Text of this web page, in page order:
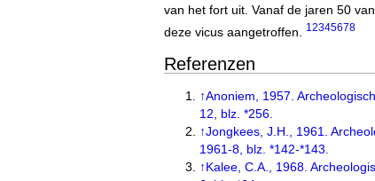
van het fort uit. Vanaf de jaren 50
deze vicus aangetroffen.
1 2345678
Referenzen
↑Anoniem, 1957.
12, blz. *256.
↑Jongkees, J.H., 1961.
1961-8, blz. *142-*143.
↑Kalee, C.A., 1968.